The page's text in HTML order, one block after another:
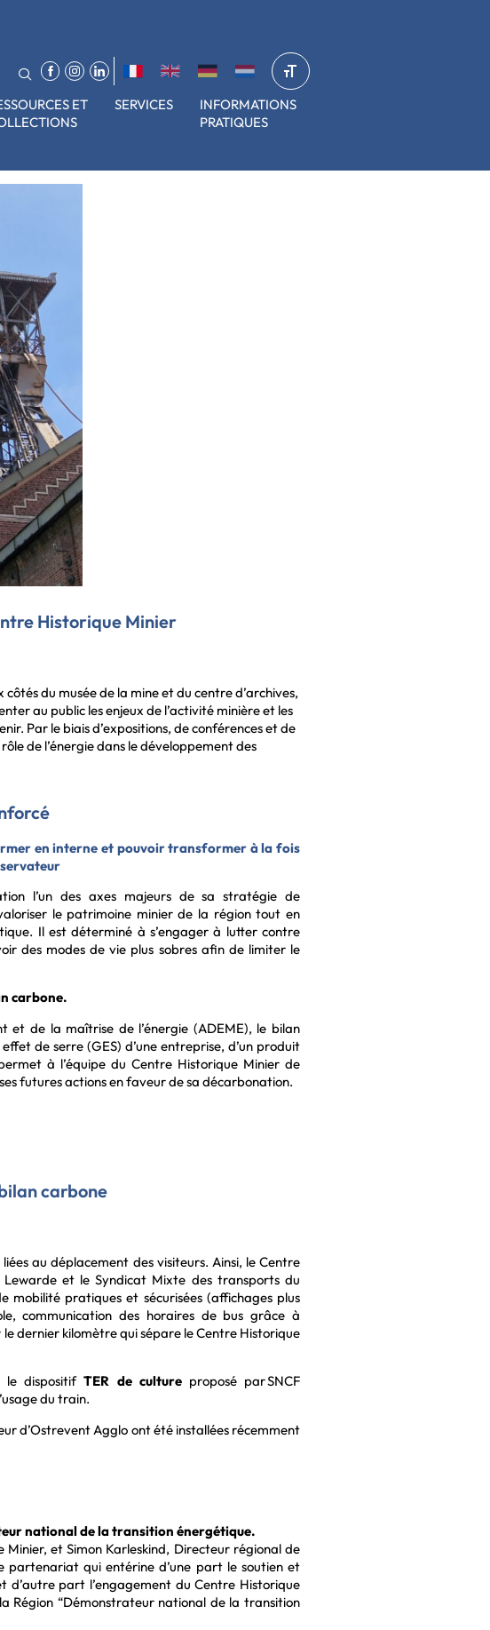
ET
SERVICES
INFORMATIONS
PRATIQUES
Historique Minier
du musée de la mine et du centre d’archives,
au public les enjeux de l’activité minière et les
Par le biais d’expositions, de conférences et de
de l’énergie dans le développement des
en interne et pouvoir transformer à la fois
l’un des axes majeurs de sa stratégie de
le patrimoine minier de la région tout en
Il est déterminé à s’engager à lutter contre
des modes de vie plus sobres afin de limiter le
carbone.
et de la maîtrise de l’énergie (ADEME), le bilan
de serre (GES) d’une entreprise, d’un produit
à l’équipe du Centre Historique Minier de
futures actions en faveur de sa décarbonation.
carbone
au déplacement des visiteurs. Ainsi, le Centre
et le Syndicat Mixte des transports du
mobilité pratiques et sécurisées (affichages plus
communication des horaires de bus grâce à
le dernier kilomètre qui sépare le Centre Historique
le dispositifTER de cultureproposé par SNCF
du train.
d’Ostrevent Agglo ont été installées récemment
national de la transition énergétique.
et Simon Karleskind, Directeur régional de
partenariat qui entérine d’une part le soutien et
d’autre part l’engagement du Centre Historique
Région “Démonstrateur national de la transition